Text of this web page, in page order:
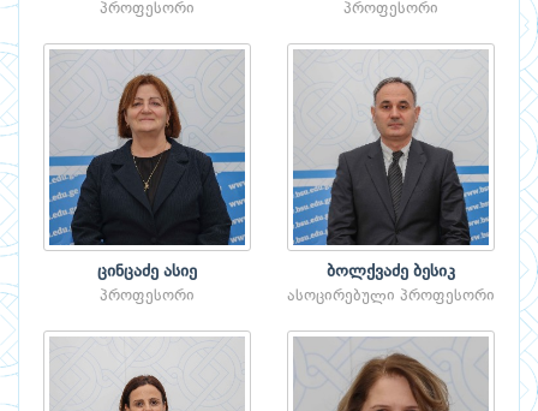
პროფესორი პროფესორი
ცინცაძე ასიე
პროფესორი
ბოლქვაძე ბესიკ
ასოცირებული პროფესორი